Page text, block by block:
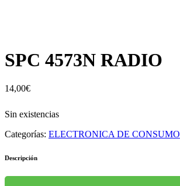
SPC 4573N RADIO
14,00€
Sin existencias
Categorías: ELECTRONICA DE CONSUMO
Descripción